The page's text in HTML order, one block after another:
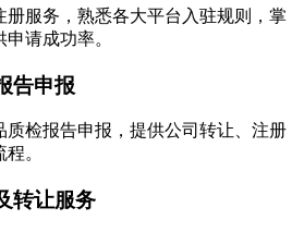
册服务，熟悉各大平台入驻规则，掌
请成功率。
告申报
质检报告申报，提供公司转让、注册
。
转让服务